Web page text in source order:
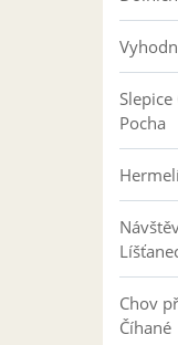
Pocha
Chov
Číhané